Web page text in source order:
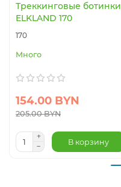
Треккинговые ботинки
ELKLAND 170
170
Много
154.00 BYN
205.00 BYN
В корзину